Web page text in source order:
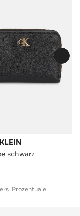
schwarz
Prozentuale